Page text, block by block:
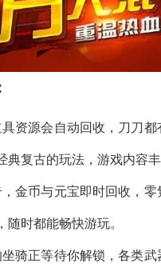
资源会自动回收，刀刀都
典复古的玩法，游戏内容丰
金币与元宝即时回收，
随时都能畅快游玩。
骑正等待你解锁，各类